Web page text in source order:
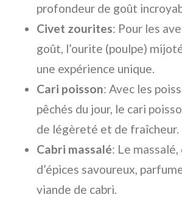
profondeur de goût
Civet zourites: Pour les
goût, l’ourite (poulpe)
une expérience unique.
Cari poisson: Avec les
pêchés du jour, le cari
de légèreté et de fraîcheur.
Cabri massalé: Le
d’épices savoureux,
viande de cabri.